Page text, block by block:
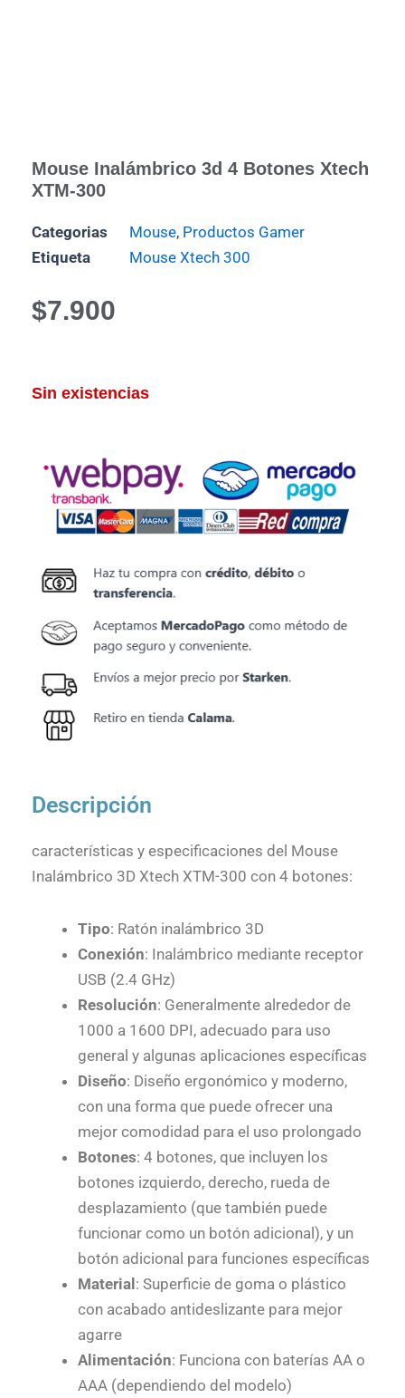
Mouse Inalámbrico 3d 4 Botones Xtech
XTM-300
Categorias Mouse, Productos Gamer
Etiqueta
Mouse Xtech 300
$7.900
Sin existencias
Descripción
características y especificaciones del Mouse
Inalámbrico 3D Xtech XTM-300 con 4 botones:
Tipo: Ratón inalámbrico 3D
Conexión: Inalámbrico mediante receptor
USB (2.4 GHz)
Resolución: Generalmente alrededor de
1000 a 1600 DPI, adecuado para uso
general y algunas aplicaciones específicas
Diseño: Diseño ergonómico y moderno,
con una forma que puede ofrecer una
mejor comodidad para el uso prolongado
Botones: 4 botones, que incluyen los
botones izquierdo, derecho, rueda de
desplazamiento (que también puede
funcionar como un botón adicional), y un
botón adicional para funciones específicas
Material : Superficie de goma o plástico
con acabado antideslizante para mejor
agarre
Alimentación: Funciona con baterías AA o
AAA (dependiendo del modelo)